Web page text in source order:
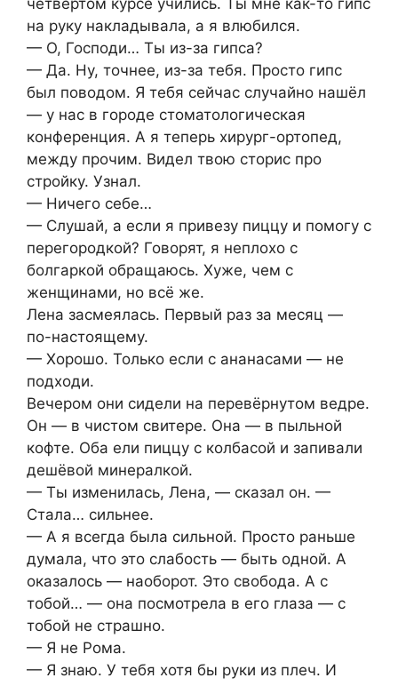
четвёртом курсе учились. Ты мне как-то гипс
на руку накладывала, а я влюбился.
— О, Господи… Ты из-за гипса?
— Да. Ну, точнее, из-за тебя. Просто гипс
был поводом. Я тебя сейчас случайно нашёл
— у нас в городе стоматологическая
конференция. А я теперь хирург-ортопед,
между прочим. Видел твою сторис про
стройку. Узнал.
— Ничего себе…
— Слушай, а если я привезу пиццу и помогу с
перегородкой? Говорят, я неплохо с
болгаркой обращаюсь. Хуже, чем с
женщинами, но всё же.
Лена засмеялась. Первый раз за месяц —
по-настоящему.
— Хорошо. Только если с ананасами — не
подходи.
Вечером они сидели на перевёрнутом ведре.
Он — в чистом свитере. Она — в пыльной
кофте. Оба ели пиццу с колбасой и запивали
дешёвой минералкой.
— Ты изменилась, Лена, — сказал он. —
Стала… сильнее.
— А я всегда была сильной. Просто раньше
думала, что это слабость — быть одной. А
оказалось — наоборот. Это свобода. А с
тобой… — она посмотрела в его глаза — с
тобой не страшно.
— Я не Рома.
— Я знаю. У тебя хотя бы руки из плеч. И